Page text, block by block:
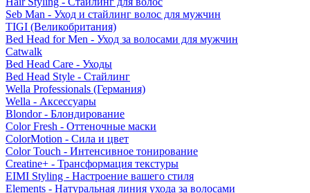
Seb Man - Уход и стайлинг волос для мужчин
TIGI (Великобритания)
Bed Head for Men - Уход за волосами для мужчин
Catwalk
Bed Head Care - Уходы
Bed Head Style - Стайлинг
Wella Professionals (Германия)
Wella - Аксессуары
Blondor - Блондирование
Color Fresh - Оттеночные маски
ColorMotion - Сила и цвет
Color Touch - Интенсивное тонирование
Creatine+ - Трансформация текстуры
EIMI Styling - Настроение вашего стиля
Elements - Натуральная линия ухода за волосами